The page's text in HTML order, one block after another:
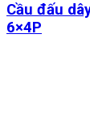
Cầu đấu
6×4P